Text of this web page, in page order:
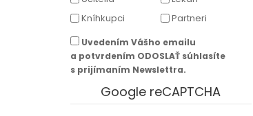
Kníhkupci
Partneri
Uvedením Vášho emailu
a potvrdením ODOSLAŤ súhlasíte
s prijímaním Newslettra.
Google reCAPTCHA